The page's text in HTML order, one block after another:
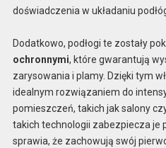
doświadczenia w układaniu
Dodatkowo, podłogi te zostały
ochronnymi, które gwarantują
zarysowania i plamy. Dzięki tym
idealnym rozwiązaniem do
pomieszczeń, takich jak salony
takich technologii zabezpiecza je
sprawia, że zachowują swój